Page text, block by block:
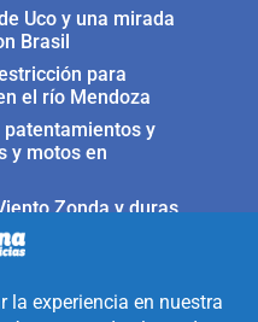
Uco y una mirada
Brasil
para
el río Mendoza
y
y motos en
Zonda y duras
del Valle de